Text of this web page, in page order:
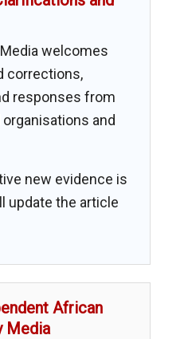
welcomes
corrections,
responses from
and
new evidence is
update the article
African
Media